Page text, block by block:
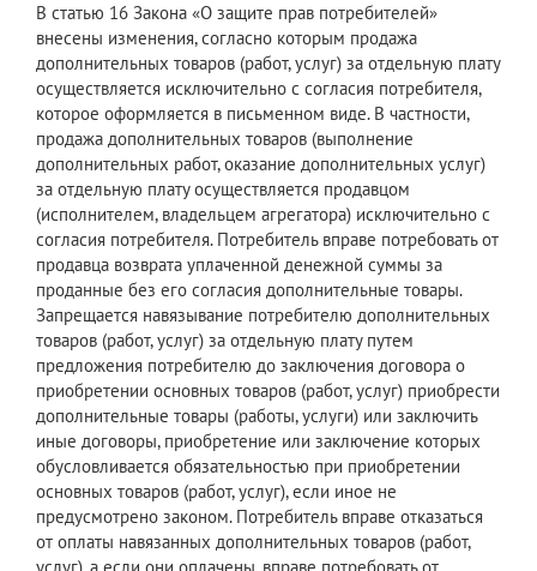
В статью 16 Закона «О защите прав потребителей»
внесены изменения, согласно которым продажа
дополнительных товаров (работ, услуг) за отдельную плату
осуществляется исключительно с согласия потребителя,
которое оформляется в письменном виде. В частности,
продажа дополнительных товаров (выполнение
дополнительных работ, оказание дополнительных услуг)
за отдельную плату осуществляется продавцом
(исполнителем, владельцем агрегатора) исключительно с
согласия потребителя. Потребитель вправе потребовать от
продавца возврата уплаченной денежной суммы за
проданные без его согласия дополнительные товары.
Запрещается навязывание потребителю дополнительных
товаров (работ, услуг) за отдельную плату путем
предложения потребителю до заключения договора о
приобретении основных товаров (работ, услуг) приобрести
дополнительные товары (работы, услуги) или заключить
иные договоры, приобретение или заключение которых
обусловливается обязательностью при приобретении
основных товаров (работ, услуг), если иное не
предусмотрено законом. Потребитель вправе отказаться
от оплаты навязанных дополнительных товаров (работ,